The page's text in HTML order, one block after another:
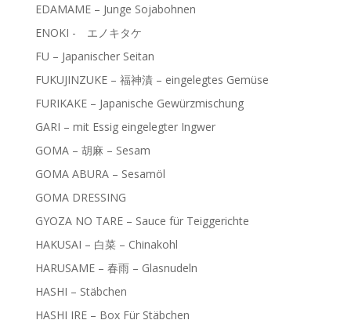
EDAMAME – Junge Sojabohnen
ENOKI - エノキタケ
FU – Japanischer Seitan
FUKUJINZUKE – 福神漬 – eingelegtes Gemüse
FURIKAKE – Japanische Gewürzmischung
GARI – mit Essig eingelegter Ingwer
GOMA – 胡麻 – Sesam
GOMA ABURA – Sesamöl
GOMA DRESSING
GYOZA NO TARE – Sauce für Teiggerichte
HAKUSAI – 白菜 – Chinakohl
HARUSAME – 春雨 – Glasnudeln
HASHI – Stäbchen
HASHI IRE – Box Für Stäbchen